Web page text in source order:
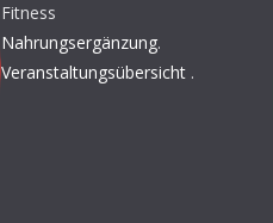
Fitness
Nahrungsergänzung.
Veranstaltungsübersicht .